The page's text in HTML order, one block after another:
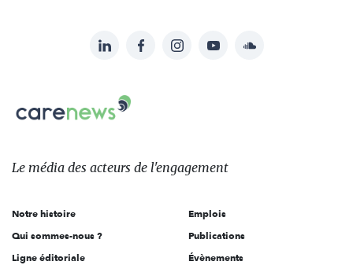
sur:
LinkedInFacebookInstagramYouTubeSoundcloud
Carenews,
Le
des
l'engagement
Le média des acteurs de l'engagement
Notre histoire
Qui sommes-nous ?
Ligne éditoriale
Emplois
Publications
Évènements